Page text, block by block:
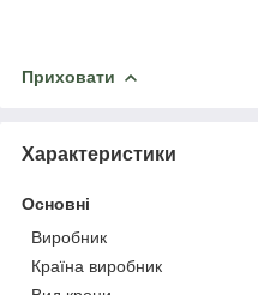
Приховати
Характеристики
Основні
Виробник
Країна виробник